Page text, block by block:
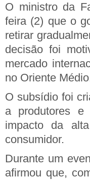
O ministro da
feira (2) que o
retirar
decisão foi
mercado
no Oriente
O subsídio foi
a produtores e
impacto da
consumidor.
Durante um
afirmou que,